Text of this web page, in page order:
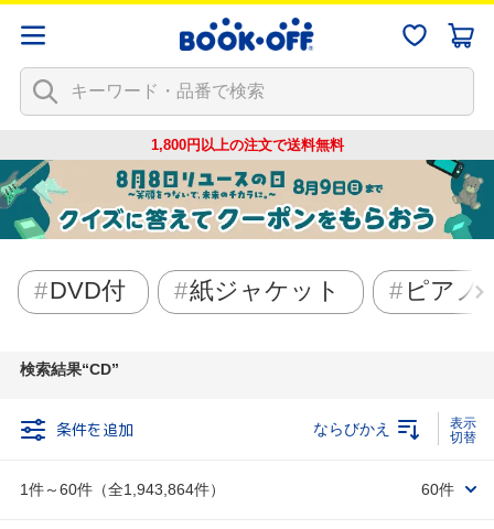
1,800円以上の注文で送料無料
DVD付 紙ジャケット ピアノ
検索結果 CD
条件を追加
1件～60件（全1,943,864件）
ならびかえ
60件